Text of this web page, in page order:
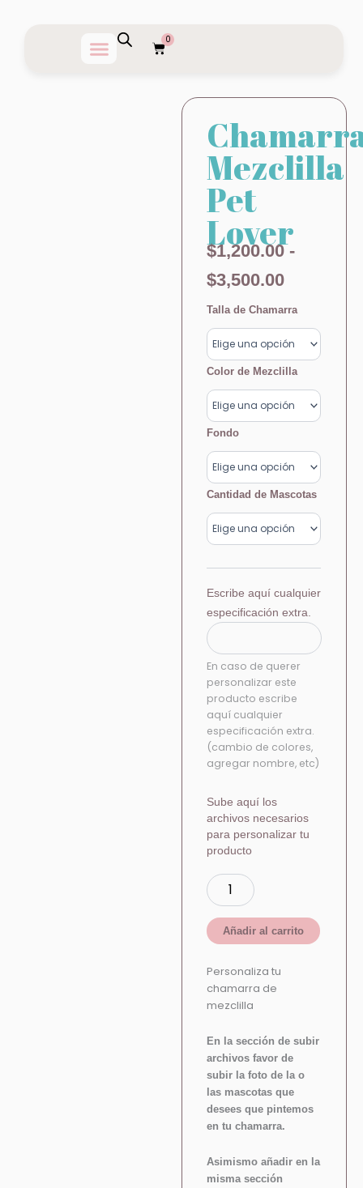
0
Carrito
Mezclilla
Pet
Lover
$1,200.00 -
$3,500.00
Rango
de
precios:
desde
$1,200.00
hasta
$3,500.00
Talla de Chamarra
Color de Mezclilla
Fondo
Cantidad de Mascotas
Escribe aquí cualquier
especificación extra.
En caso de querer
personalizar este
producto escribe
aquí cualquier
especificación extra.
(cambio de colores,
agregar nombre, etc)
Sube aquí los
archivos necesarios
para personalizar tu
producto
Chamarra
Pet
Lover
cantidad
Añadir al carrito
Personaliza tu
chamarra de
mezclilla
En la sección de subir
archivos favor de
subir la foto de la o
las mascotas que
desees que pintemos
en tu chamarra.
Asimismo añadir en la
misma sección